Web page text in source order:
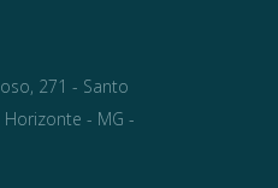
271 - Santo
- MG -